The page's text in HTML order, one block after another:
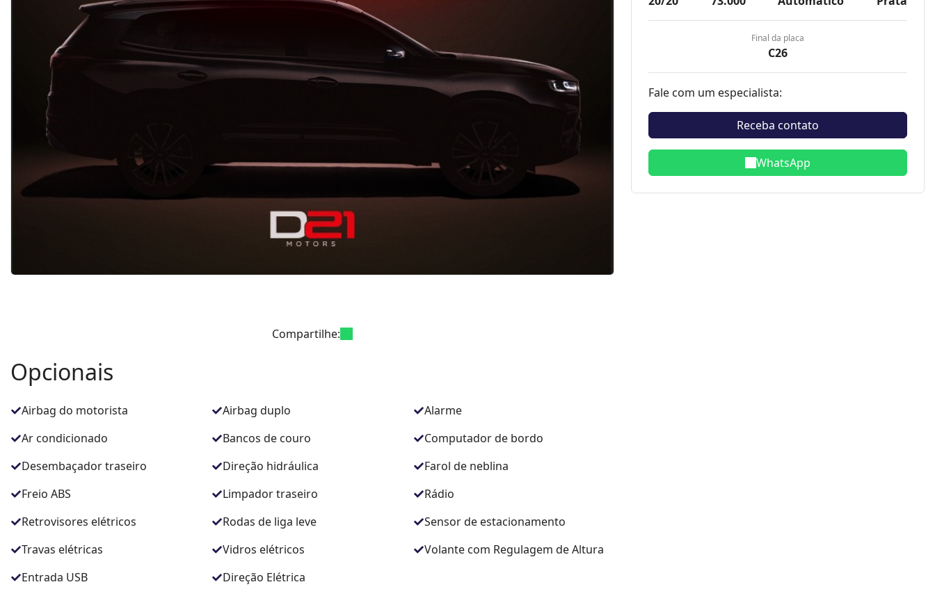
Compartilhe:
Opcionais
Airbag do motorista Airbag duplo
Alarme
Ar condicionado
Bancos de couro
Computador de bordo
Desembaçador traseiro
Direção hidráulica
Farol de neblina
Freio ABS
Limpador traseiro
Rádio
Retrovisores elétricos
Rodas de liga leve
Sensor de estacionamento
Travas elétricas
Vidros elétricos
Volante com Regulagem de Altura
Entrada USB
Direção Elétrica
Final da placa
C26
Fale com um especialista:
Receba contato
WhatsApp